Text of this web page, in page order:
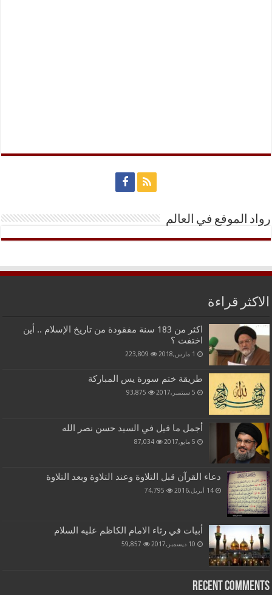
رواد الموقع في العالم
الاكثر قراءة
اكثر من 183 سنة مفقودة من تاريخ الإسلام .. أين
اختفت ؟
1 مارس,2018 223,809
طريقة ختم سورة يس المباركة
5 سبتمبر,2017 93,875
أجمل ما قيل في السيد حسن نصر الله
5 مايو,2017 87,034
دعاء القرآن قبل التلاوة وعند التلاوة وبعد التلاوة
14 أبريل,2016 74,795
أبيات في رثاء الامام الكاظم عليه السلام
10 ديسمبر,2017 59,857
Recent Comments